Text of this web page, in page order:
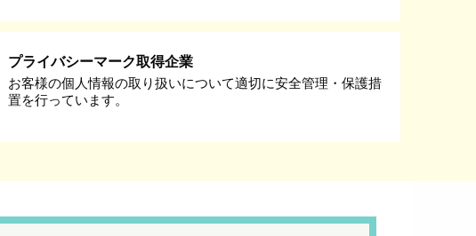
プライバシーマーク取得企業
お客様の個人情報の取り扱いについて適切に安全管理・保護措
置を行っています。